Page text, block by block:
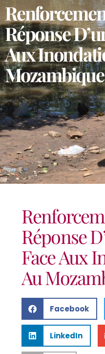
Réponse
Aux
Mozambique
Réponse
Face Aux
Au
Facebook
LinkedIn